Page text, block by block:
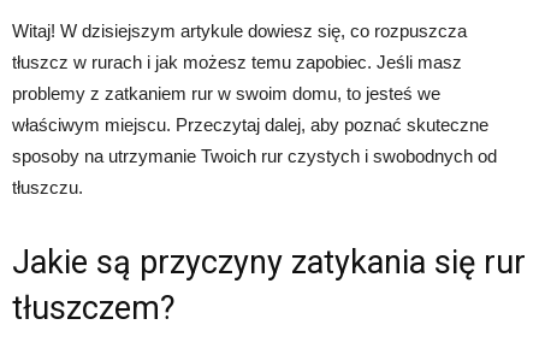
Witaj! W dzisiejszym artykule dowiesz się, co rozpuszcza
tłuszcz w rurach i jak możesz temu zapobiec. Jeśli masz
problemy z zatkaniem rur w swoim domu, to jesteś we
właściwym miejscu. Przeczytaj dalej, aby poznać skuteczne
sposoby na utrzymanie Twoich rur czystych i swobodnych od
tłuszczu.
Jakie są przyczyny zatykania się rur
tłuszczem?